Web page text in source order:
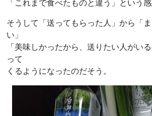
「これまで食べたものと違う」という感
そうして「送ってもらった人」から「
い」
「美味しかったから、送りたい人がい
って
くるようになったのだそう。